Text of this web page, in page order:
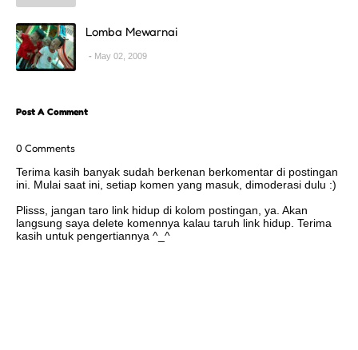
Lomba Mewarnai
May 02, 2009
Post A Comment
0 Comments
Terima kasih banyak sudah berkenan berkomentar di postingan
ini. Mulai saat ini, setiap komen yang masuk, dimoderasi dulu :)
Plisss, jangan taro link hidup di kolom postingan, ya. Akan
langsung saya delete komennya kalau taruh link hidup. Terima
kasih untuk pengertiannya ^_^